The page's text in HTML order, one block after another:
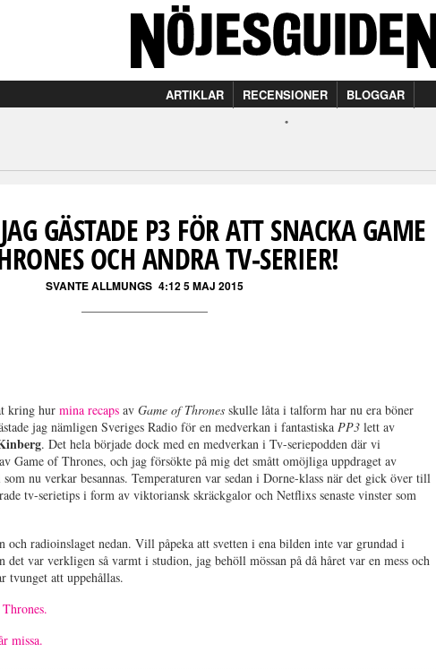
ARTIKLAR RECENSIONER BLOGGAR
GÄSTADE P3 FÖR ATT SNACKA GAME
OCH ANDRA TV-SERIER!
SVANTE ALLMUNGS 4:12 5 MAJ 2015
kring hurmina recaps avGame of Thrones skulle låta i talform har nu era böner
jag nämligen Sveriges Radio för en medverkan i fantastiskaPP3 lett av
. Det hela började dock med en medverkan i Tv-seriepodden där vi
Game of Thrones, och jag försökte på mig det smått omöjliga uppdraget av
nu verkar besannas. Temperaturen var sedan i Dorne-klass när det gick över till
tv-serietips i form av viktoriansk skräckgalor och Netflixs senaste vinster som
och radioinslaget nedan. Vill påpeka att svetten i ena bilden inte var grundad i
var verkligen så varmt i studion, jag behöll mössan på då håret var en mess och
tvunget att uppehållas.
missa.